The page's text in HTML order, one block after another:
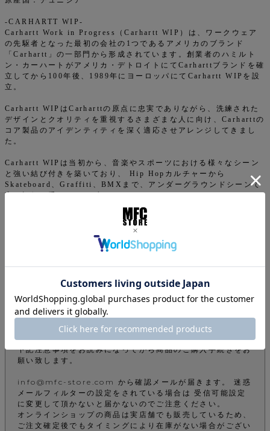
-CARHARTT WIP-
Carhartt Work in Progress（Carhartt WIP）は、ワークウェア
の先駆者となった最初の会社の1つであるアメリカのブランド
「Carhartt」の一部門から形成されています。創業者のハミルト
ン・カーハートがアメリカ・デトロイトにてCarharttブランドを確
立してから100年後、1989年にヨーロッパにてCarhartt WIPを設
立。
Carhartt WIPはCarharttの原点に忠実でありながら、洗練された
デザインとクオリティを重視するさまざまな人に向け、Carharttの
コア製品のアイデンティティを深く適応させアレンジしてきまし
た。
Carhartt WIPは当初から、音楽やスポーツにおける様々なシーン
と強い結び付きを築いており、 Hip Hopカルチャーから
Skateboard、Graffiti、BMXまで、アンダーグラウンドシーンで
高い評価を受けているブランドとなりました。また、A.P.C.、
Neighborhood、Patta、Vans、Junya Watanabeなど数々のブラ
ンドとのエクスクルーシブなコラボレーションも行っています。
ご注文について
下記注意事項をお読みになってから商品のご購入手続きをお
願い致します。
info@mfc-store.com から確認メールが届きます。 迷惑
メールフィルターの設定をされている場合は 受信可能設定
に変更して頂かないと届かないのでご注意ください。
オンラインショップの商品は実店舗でも販売しているため、
ご注文確定後でもタイミングにより在庫がない場合がござい